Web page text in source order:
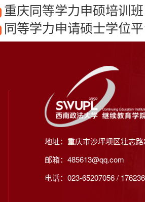
重庆同等学力申硕培训班
同等学力申请硕士学位
地址：重庆市沙坪坝区壮志
邮箱：485613@qq.com
电话：023-65207056 /